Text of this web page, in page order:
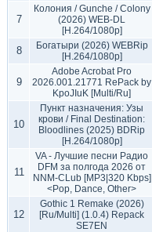
7
Колония / Gunche / Colony
(2026) WEB-DL
[H.264/1080p]
8
Богатыри (2026) WEBRip
[H.264/1080p]
9
Adobe Acrobat Pro
2026.001.21771 RePack by
KpoJIuK [Multi/Ru]
10
Пункт назначения: Узы
крови / Final Destination:
Bloodlines (2025) BDRip
[H.264/1080p]
11
VA - Лучшие песни Радио
DFM за полгода 2026 от
NNM-CLub [MP3|320 Kbps]
<Pop, Dance, Other>
12
Gothic 1 Remake (2026)
[Ru/Multi] (1.0.4) Repack
SE7EN